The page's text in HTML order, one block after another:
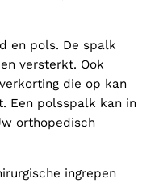
en pols. De spalk
versterkt. Ook
die op kan
Een polsspalk kan in
orthopedisch
ingrepen